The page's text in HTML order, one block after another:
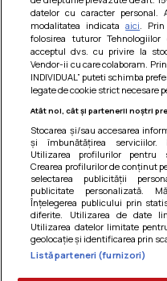
Barcute din
Un deliciu usor de
Termeni si conditii |
datelor cu caracter
modalitatea indicataaici .
folosirea tuturor
acceptul dvs. cu privire la
Vendor-ii cu care colaboram. Prin
INDIVIDUAL” puteti schimba
legate de cookie strict necesare
Atât noi, cât și partenerii noștri
Stocarea și/sau accesarea
și îmbunătățirea serviciilor.
Utilizarea profilurilor pentru
Crearea profilurilor de conținut
selectarea publicității
publicitate personalizată.
Înțelegerea publicului prin
diferite. Utilizarea de date
Utilizarea datelor limitate
geolocație și identificarea prin
Listă parteneri (furnizori)